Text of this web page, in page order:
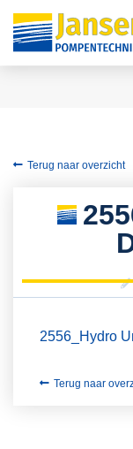
Terug naar overzicht
2556_Hydro
Terug naar